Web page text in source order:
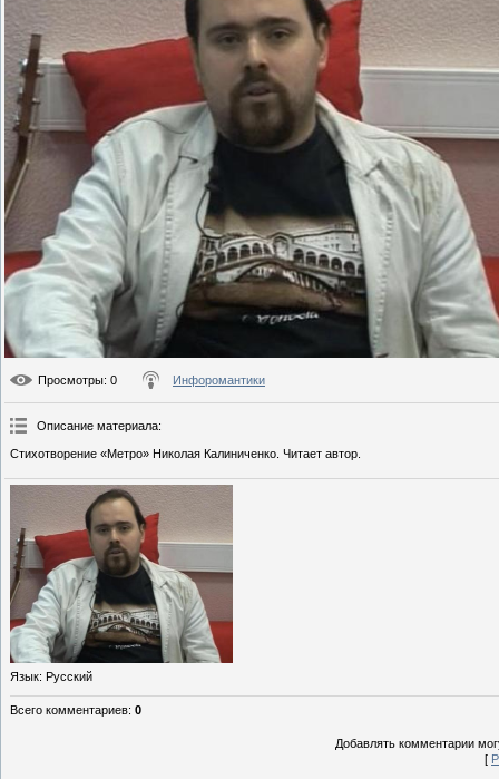
Просмотры: 0 Инфоромантики
Описание материала:
Стихотворение «Метро» Николая Калиниченко. Читает автор.
Язык: Русский
Всего комментариев: 0
Добавлять комментарии
[